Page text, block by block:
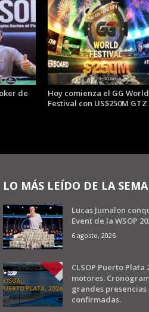
de
Hoy comienza el GG World
Festival con US$250M GTZ
LO MÁS LEÍDO DE LA
Lucas Jumalon
Event de la WSOP
6 agosto, 2026
CLSOP Puerto Plata
motores.
grandes presencias
confirmadas.